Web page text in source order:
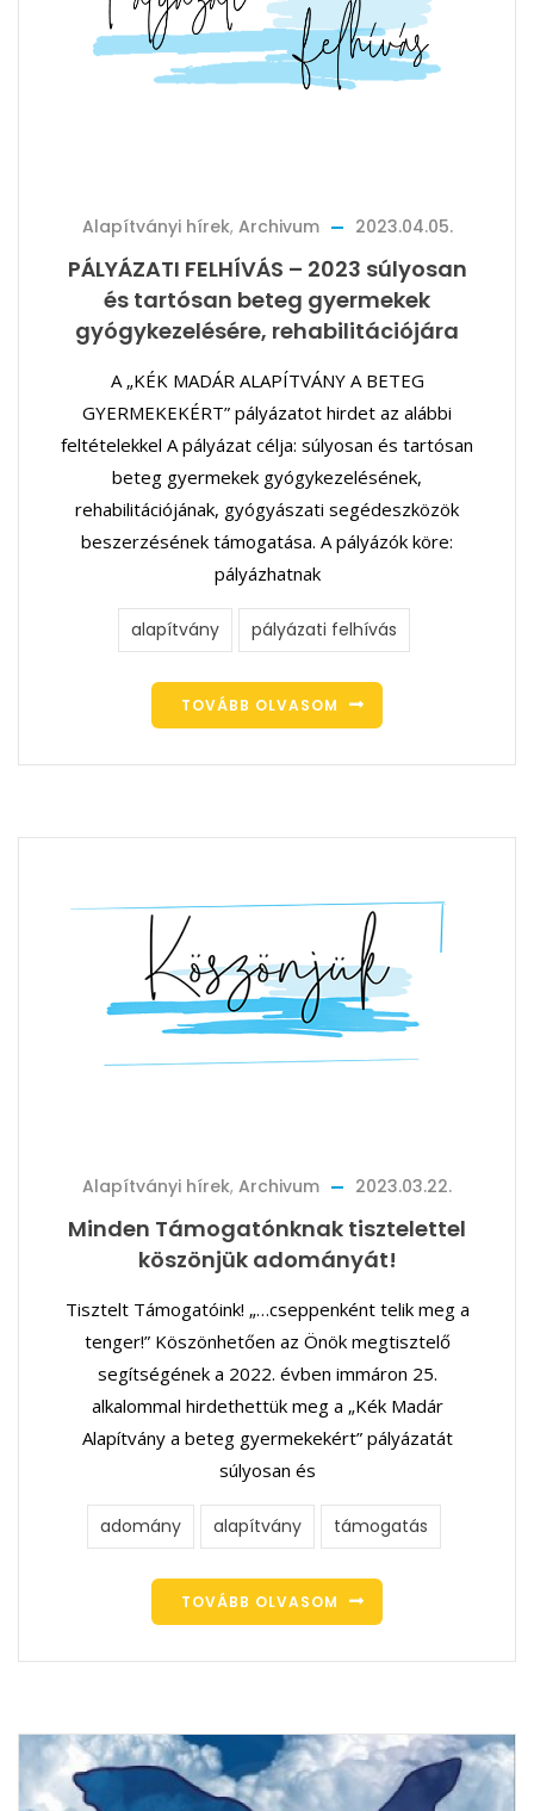
Alapítványi hírek, Archivum 2023.04.05.
PÁLYÁZATI FELHÍVÁS – 2023 súlyosan
és tartósan beteg gyermekek
gyógykezelésére, rehabilitációjára
A „KÉK MADÁR ALAPÍTVÁNY A BETEG
GYERMEKEKÉRT” pályázatot hirdet az alábbi
feltételekkel A pályázat célja: súlyosan és tartósan
beteg gyermekek gyógykezelésének,
rehabilitációjának, gyógyászati segédeszközök
beszerzésének támogatása. A pályázók köre:
pályázhatnak
alapítvány pályázati felhívás
TOVÁBB OLVASOM
Alapítványi hírek, Archivum 2023.03.22.
Minden Támogatónknak tisztelettel
köszönjük adományát!
Tisztelt Támogatóink! „…cseppenként telik meg a
tenger!” Köszönhetően az Önök megtisztelő
segítségének a 2022. évben immáron 25.
alkalommal hirdethettük meg a „Kék Madár
Alapítvány a beteg gyermekekért” pályázatát
súlyosan és
adomány alapítvány támogatás
TOVÁBB OLVASOM